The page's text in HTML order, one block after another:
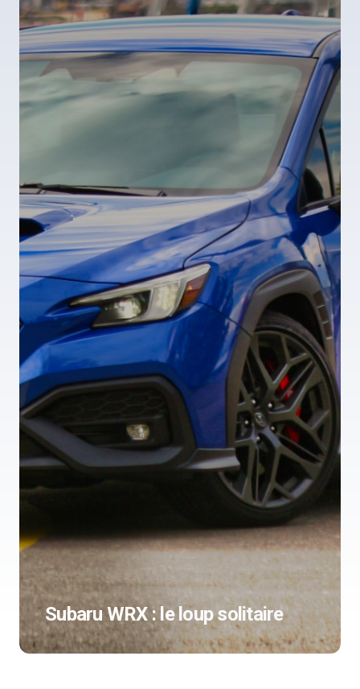
Subaru WRX : le loup solitaire